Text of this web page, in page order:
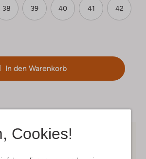
Cookies!
38 39 40 41 42
In den Warenkorb
ab € 75 für Club-Omoda